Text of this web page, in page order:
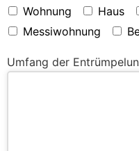
Wohnung
Haus
Messiwohnung
Umfang der